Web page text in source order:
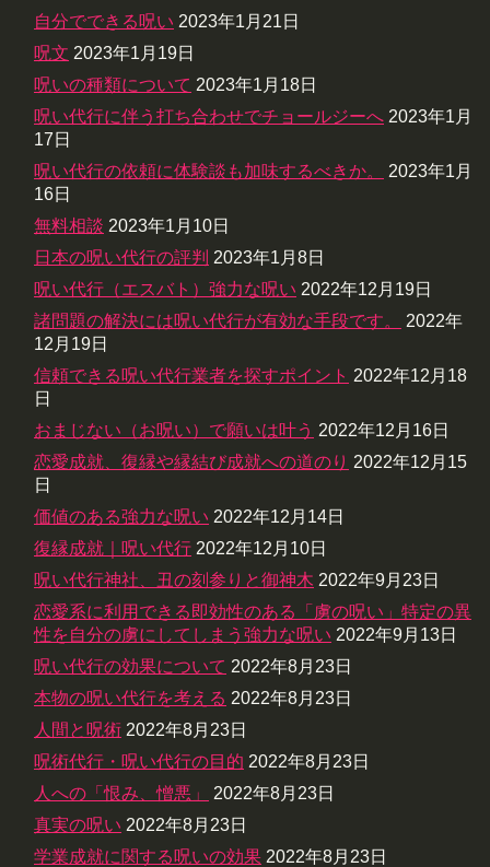
自分でできる呪い 2023年1月21日
呪文 2023年1月19日
呪いの種類について 2023年1月18日
呪い代行に伴う打ち合わせでチョールジーへ 2023年1月
17日
呪い代行の依頼に体験談も加味するべきか。
2023年1月
16日
無料相談 2023年1月10日
日本の呪い代行の評判 2023年1月8日
呪い代行（エスバト）強力な呪い 2022年12月19日
諸問題の解決には呪い代行が有効な手段です。
2022年
12月19日
信頼できる呪い代行業者を探すポイント 2022年12月18
日
おまじない（お呪い）で願いは叶う 2022年12月16日
恋愛成就、復縁や縁結び成就への道のり 2022年12月15
日
価値のある強力な呪い 2022年12月14日
復縁成就｜呪い代行 2022年12月10日
呪い代行神社、丑の刻参りと御神木 2022年9月23日
恋愛系に利用できる即効性のある「虜の呪い」特定の異
性を自分の虜にしてしまう強力な呪い 2022年9月13日
呪い代行の効果について 2022年8月23日
本物の呪い代行を考える 2022年8月23日
人間と呪術 2022年8月23日
呪術代行・呪い代行の目的 2022年8月23日
人への「恨み、憎悪」
2022年8月23日
真実の呪い 2022年8月23日
学業成就に関する呪いの効果 2022年8月23日